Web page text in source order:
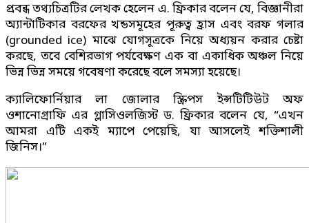
প্রবন্ধ তথ্যচিত্রটির লেখক হেলেন এ. ফ্রিকার বলেন যে, বিজ্ঞানীরা
অ্যান্টাটিকার বরফের খন্ডসমূহের পূরুত্ব হ্রাস এবং বরফ গলার
(grounded ice) মাঝে যোগসূত্রকে নিয়ে অধ্যয়ন করার চেষ্টা
করছে, তবে বেশিরভাগ পর্যবেক্ষণ এক বা একাধিক অঞ্চল নিয়ে
ভিন্ন ভিন্ন সময়ে গবেষণা করেছে বলে সমস্যা হয়েছে।
ক্যালিফোর্নিয়ার লা জোলার স্ক্রিপস ইন্সটিটিউট অফ
ওশানোগ্রাফি এর গ্লাসিওলজিস্ট ড. ফ্রিকার বলেন যে, “এখন
আমরা এটি একই ম্যাপে পেয়েছি, যা আসলেই শক্তিশালী
জিনিস।”